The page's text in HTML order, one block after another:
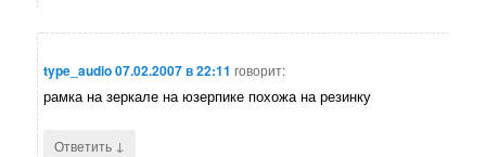
type_audio07.02.2007 в 22:11 говорит:
рамка на зеркале на юзерпике похожа на резинку
Ответить ↓